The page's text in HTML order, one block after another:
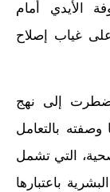
الأيدي أمام
غياب إصلاح
إلى نهج
بالتعامل
التي تشمل
باعتبارها